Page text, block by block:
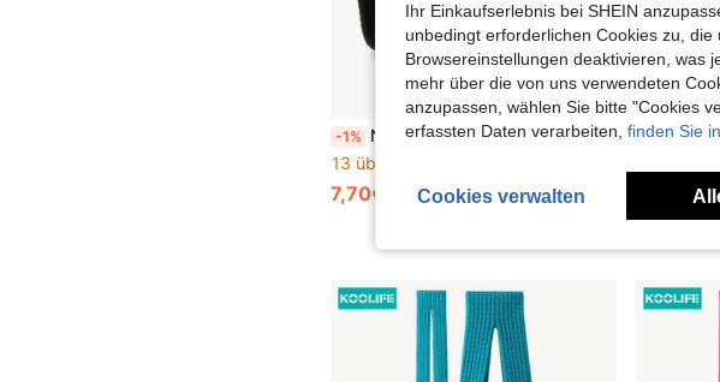
-1% Nylon Gürtel Handy Tasche Leder Hülle, kompatibel mit 14/12/12 Pro/11/11 Pro/13/13 Pro/XR/X/6/7/8 Plus, kompatibel mit Samsung Galaxy S23/S22/S20/S21/FE/S10+/S9/A14/A54/Moto, multifunktionale Handy Tasche, geeignet für Arbeit, Wandern, Camping, Grillen, Rettung und andere Anlässe.
13 übrig
7,70€ 7,78€
-1% Vertikale Handy-
7,80€
Ihr Einkaufserlebnis bei SHEIN
unbedingt erforderlichen Cookies zu,
Browsereinstellungen deaktivieren, was
mehr über die von uns verwendeten
anzupassen, wählen Sie bitte "Cookies
erfassten Daten verarbeiten, finden Sie
Cookies verwalten